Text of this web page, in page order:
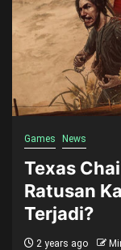
Games News
Texas
Ratusan
Terjadi?
2 years ago